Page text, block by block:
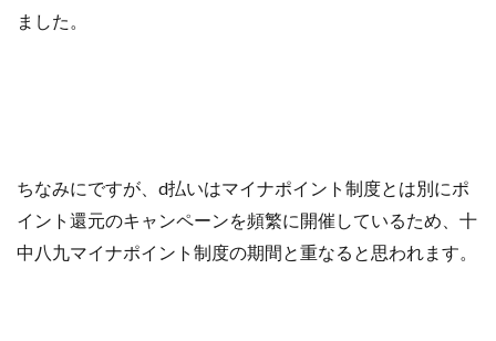
ました。
ちなみにですが、d払いはマイナポイント制度とは別にポ
イント還元のキャンペーンを頻繁に開催しているため、十
中八九マイナポイント制度の期間と重なると思われます。